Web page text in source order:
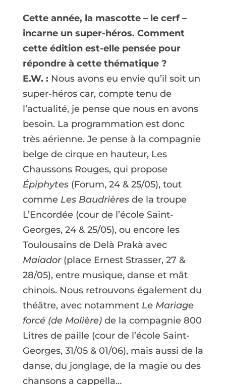
Cette année, la mascotte – le cerf –
incarne un super-héros. Comment
cette édition est-elle pensée pour
répondre à cette thématique ?
E.W. : Nous avons eu envie qu’il soit un
super-héros car, compte tenu de
l’actualité, je pense que nous en avons
besoin. La programmation est donc
très aérienne. Je pense à la compagnie
belge de cirque en hauteur, Les
Chaussons Rouges, qui propose
Épiphytes(Forum, 24 & 25/05), tout
comme Les Baudrièresde la troupe
L’Encordée (cour de l’école Saint-
Georges, 24 & 25/05), ou encore les
Toulousains de Delà Prakà avec
Maiador(place Ernest Strasser, 27 &
28/05), entre musique, danse et mât
chinois. Nous retrouvons également du
théâtre, avec notamment Le Mariage
forcé (de Molière)de la compagnie 800
Litres de paille (cour de l’école Saint-
Georges, 31/05 & 01/06), mais aussi de la
danse, du jonglage, de la magie ou des
chansons a cappella…